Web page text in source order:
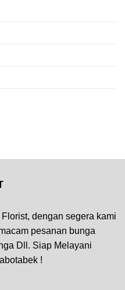
dengan segera kami
pesanan bunga
Dll. Siap Melayani
!